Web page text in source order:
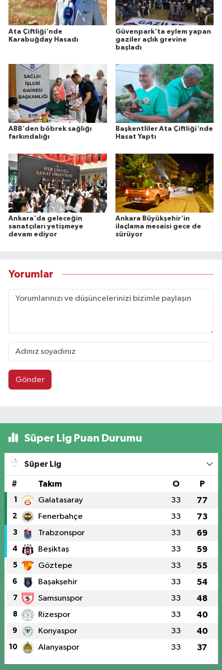
Ata Çiftliği'nde
Karabuğday Hasadı
Güvenpark'ta eylem yapan
gaziler açlık grevine
başladı
ABB'den böbrek sağlığı
farkındalığı
Başkentliler Ata Çiftliği'nde
Hasat Yaptı
Ankara'da geleceğin
sanatçıları yetişmeye
devam ediyor
Ankara Büyükşehir'in
ilaçlama mesaisi gece de
sürüyor
Yorumlar
Gönder
Süper Lig Puan Durumu
Süper Lig
# Takım O P
1 Galatasaray 33 77
2 Fenerbahçe 33 73
3 Trabzonspor 33 69
4 Beşiktaş 33 59
5 Göztepe 33 55
6 Başakşehir 33 54
7 Samsunspor 33 48
8 Rizespor 33 40
9 Konyaspor 33 40
10 Alanyaspor 33 37